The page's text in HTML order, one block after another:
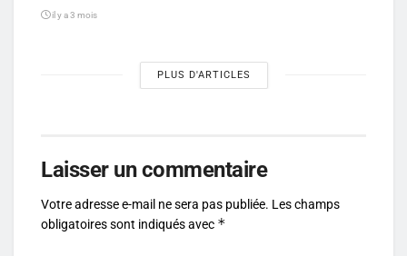
il y a 3 mois
PLUS D'ARTICLES
Laisser un commentaire
Votre adresse e-mail ne sera pas publiée. Les champs
obligatoires sont indiqués avec *